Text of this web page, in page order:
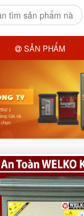
SẢN PHẨM